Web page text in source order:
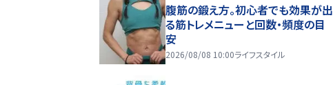
腹筋の鍛え方。初心者でも効果が出
る筋トレメニューと回数・頻度の目
安
2026/08/08 10:00ライフスタイル